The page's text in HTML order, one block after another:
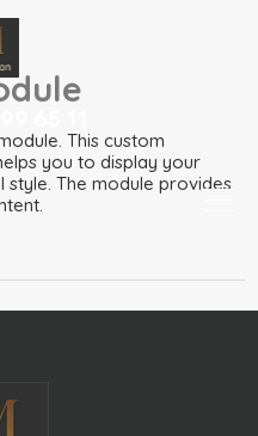
This custom
you to display your
The module provides